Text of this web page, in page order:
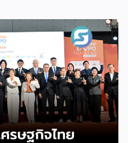
ส์ที่อยู่ในการส่งเสริมสนับสนุน
รณ์ อธิบดีกรมพัฒนาธุรกิจ
ยหลังเป็นประธานเปิดงาน
าย สมาร์ท เอสเอ็มอี เอ็กซ์
Smart SME Expo)” ซึ่ง
ที่จัดขึ้นโดย บริษัท พีเอ็มจี
ภาพของผู้ประกอบการและ
ผ่านระบบแฟรนไชส์ […]